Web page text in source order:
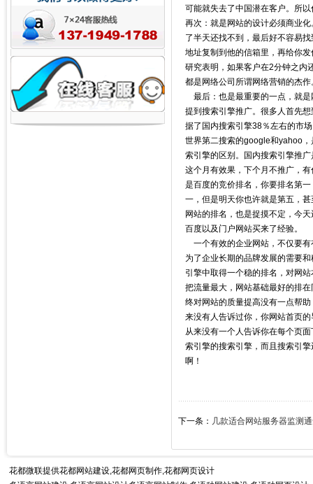
可能就失去了中国潜在客户。所
再次：就是网站的设计必须商业
了半天还找不到，最后好不容易
地址复制到他的信箱里，再给你
研究表明，如果客户在2分钟之内
都是网络公司所谓网络营销的杰作
最后：也是最重要的一点，就是
提到搜索引擎推广。很多人首先
据了国内搜索引擎38％左右的市
世界第二搜索的google和yahoo
索引擎的区别。国内搜索引擎推
这个月有效果，下个月不推广，
是百度的竞价排名，你要排名第
一，但是明天你也许就是第五，
网站的排名，也是捉摸不定，今
百度以及门户网站买来了经验。
一个有效的企业网站，不仅要有
为了企业长期的品牌发展的需要
引擎中取得一个稳的排名，对网
把流量最大，网站基础最好的排
终对网站的质量提高没有一点帮
来没有人告诉过你，你网站首页
从来没有一个人告诉你在每个页
索引擎的搜索引擎，而且搜索引
啊！
下一条： 几款适合网站服务器监测
花都微联提供花都网站建设,花都网页制作,花都网页设计